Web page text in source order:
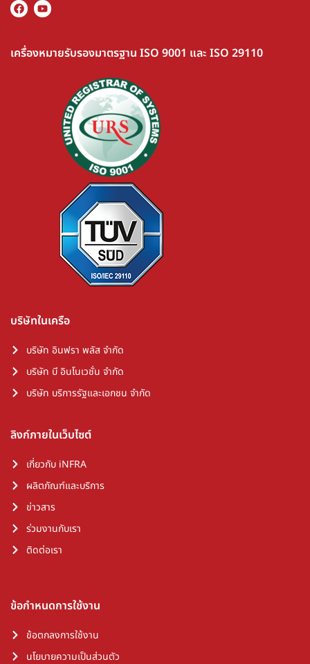
เครื่องหมายรับรองมาตรฐาน ISO 9001 และ ISO 29110
บริษัทในเครือ
บริษัท อินฟรา พลัส จำกัด
บริษัท บี อินโนเวชั่น จำกัด
บริษัท บริการรัฐและเอกชน จำกัด
ลิงก์ภายในเว็บไซต์
เกี่ยวกับ iNFRA
ผลิตภัณฑ์และบริการ
ข่าวสาร
ร่วมงานกับเรา
ติดต่อเรา
ข้อกำหนดการใช้งาน
ข้อตกลงการใช้งาน
นโยบายความเป็นส่วนตัว